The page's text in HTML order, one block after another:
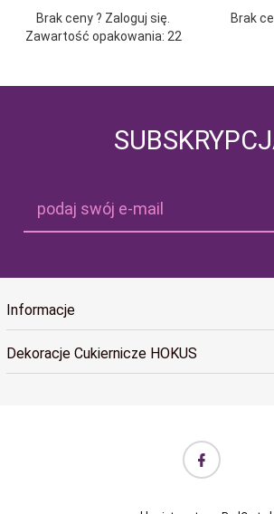
Brak ceny ? Zaloguj się.
Zawartość opakowania: 22
Brak
podaj swój e-mail
Informacje
Dekoracje Cukiernicze HOKUS
biuro@hokus.com.pl Informujemy, że w
06.01.2026 realizacja zamówień w sklepie